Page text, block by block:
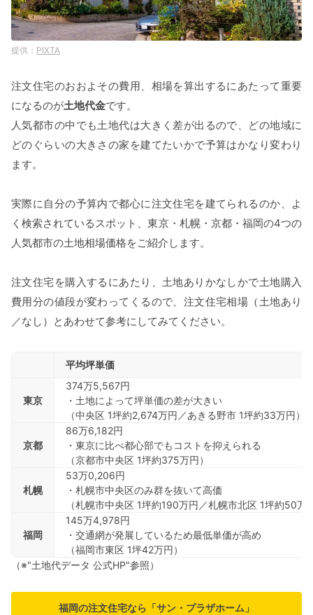
PIXTA
注文住宅のおおよその費用、相場を算出するにあたって重要
になるのが土地代金です。
人気都市の中でも土地代は大きく差が出るので、どの地域に
どのぐらいの大きさの家を建てたいかで予算はかなり変わり
ます。
実際に自分の予算内で都心に注文住宅を建てられるのか、よ
く検索されているスポット、東京・札幌・京都・福岡の4つの
人気都市の土地相場価格をご紹介します。
注文住宅を購入するにあたり、土地ありかなしかで土地購入
費用分の値段が変わってくるので、注文住宅相場（土地あり
／なし）とあわせて参考にしてみてください。
平均坪単価
東京
374万5,567円
・土地によって坪単価の差が大きい
（中央区 1坪約2,674万円／あきる野市 1坪約33万円）
京都
86万6,182円
・東京に比べ都心部でもコストを抑えられる
（京都市中央区 1坪約375万円）
札幌
53万0,206円
・札幌市中央区のみ群を抜いて高価
（札幌市中央区 1坪約190万円／札幌市北区 1坪約50万
福岡
145万4,978円
・交通網が発展しているため最低単価が高め
（福岡市東区 1坪42万円）
（※"土地代データ 公式HP"参照）
福岡の注文住宅なら「サン・プラザホーム」